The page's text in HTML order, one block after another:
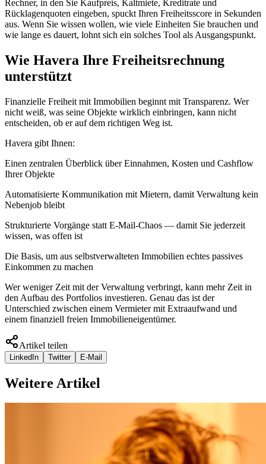
Rechner, in den Sie Kaufpreis, Kaltmiete, Kreditrate und
Rücklagenquoten eingeben, spuckt Ihren Freiheitsscore in Sekunden
aus. Wenn Sie wissen wollen, wie viele Einheiten Sie brauchen und
wie lange es dauert, lohnt sich ein solches Tool als Ausgangspunkt.
Wie Havera Ihre Freiheitsrechnung
unterstützt
Finanzielle Freiheit mit Immobilien beginnt mit Transparenz. Wer
nicht weiß, was seine Objekte wirklich einbringen, kann nicht
entscheiden, ob er auf dem richtigen Weg ist.
Havera gibt Ihnen:
Einen zentralen Überblick über Einnahmen, Kosten und Cashflow
Ihrer Objekte
Automatisierte Kommunikation mit Mietern, damit Verwaltung kein
Nebenjob bleibt
Strukturierte Vorgänge statt E-Mail-Chaos — damit Sie jederzeit
wissen, was offen ist
Die Basis, um aus selbstverwalteten Immobilien echtes passives
Einkommen zu machen
Wer weniger Zeit mit der Verwaltung verbringt, kann mehr Zeit in
den Aufbau des Portfolios investieren. Genau das ist der
Unterschied zwischen einem Vermieter mit Extraaufwand und
einem finanziell freien Immobilieneigentümer.
Artikel teilen
LinkedIn Twitter E-Mail
Weitere Artikel